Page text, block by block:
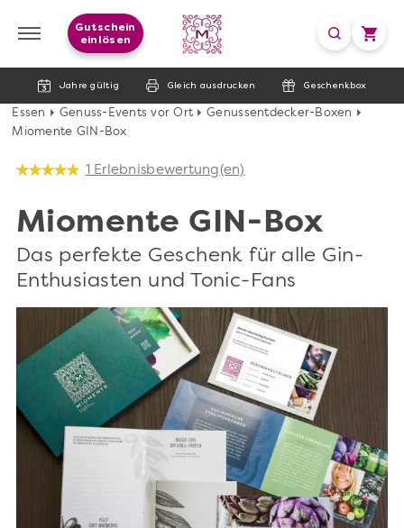
Jahre gültig Gleich ausdrucken Geschenkbox
Gutschein
einlösen
Essen Genuss-Events vor Ort
Genussentdecker-Boxen
Miomente GIN-Box
1 Erlebnisbewertung(en)
Miomente GIN-Box
Das perfekte Geschenk für alle Gin-
Enthusiasten und Tonic-Fans